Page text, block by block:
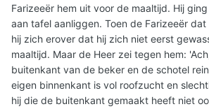
Farizeeër hem uit voor de maaltijd. Hij
aan tafel aanliggen. Toen de Farizeeër
hij zich erover dat hij zich niet eerst
maaltijd. Maar de Heer zei tegen hem:
buitenkant van de beker en de schotel
eigen binnenkant is vol roofzucht en
hij die de buitenkant gemaakt heeft niet